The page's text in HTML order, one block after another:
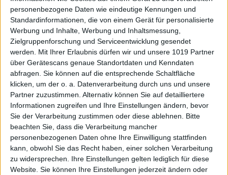
personenbezogene Daten wie eindeutige Kennungen und
Standardinformationen, die von einem Gerät für personalisierte
Werbung und Inhalte, Werbung und Inhaltsmessung,
Zielgruppenforschung und Serviceentwicklung gesendet
werden.
Mit Ihrer Erlaubnis dürfen wir und unsere 1019 Partner
über Gerätescans genaue Standortdaten und Kenndaten
abfragen. Sie können auf die entsprechende Schaltfläche
klicken, um der o. a. Datenverarbeitung durch uns und unsere
Partner zuzustimmen. Alternativ können Sie auf detailliertere
Informationen zugreifen und Ihre Einstellungen ändern, bevor
Sie der Verarbeitung zustimmen oder diese ablehnen.
Bitte
beachten Sie, dass die Verarbeitung mancher
personenbezogenen Daten ohne Ihre Einwilligung stattfinden
kann, obwohl Sie das Recht haben, einer solchen Verarbeitung
zu widersprechen. Ihre Einstellungen gelten lediglich für diese
Website. Sie können Ihre Einstellungen jederzeit ändern oder